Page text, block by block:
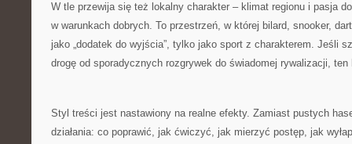
W tle przewija się też lokalny charakter – klimat regionu i pasja
w warunkach dobrych. To przestrzeń, w której bilard, snooker,
jako „dodatek do wyjścia”, tylko jako sport z charakterem. Jeśli
drogę od sporadycznych rozgrywek do świadomej rywalizacji,
Styl treści jest nastawiony na realne efekty. Zamiast pustych
działania: co poprawić, jak ćwiczyć, jak mierzyć postęp, jak